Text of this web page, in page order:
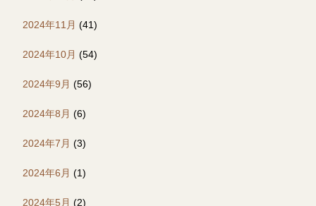
2024年11月 (41)
2024年10月 (54)
2024年9月 (56)
2024年8月 (6)
2024年7月 (3)
2024年6月 (1)
2024年5月 (2)